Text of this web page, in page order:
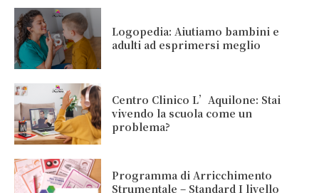
Logopedia: Aiutiamo bambini e
adulti ad esprimersi meglio
Centro Clinico L’Aquilone: Stai
vivendo la scuola come un
problema?
Programma di Arricchimento
Strumentale – Standard I livello